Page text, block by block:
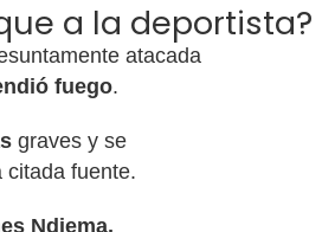
a la deportista?
atacada
fuego.
graves y se
citada fuente.
Ndiema,